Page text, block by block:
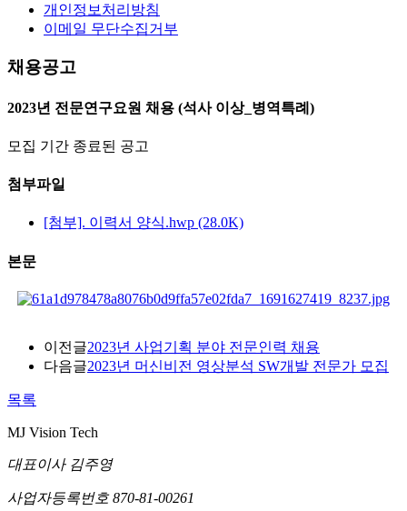
개인정보처리방침
이메일 무단수집거부
채용공고
2023년 전문연구요원 채용 (석사 이상_병역특례)
모집 기간 종료된 공고
첨부파일
[첨부]. 이력서 양식.hwp (28.0K)
본문
이전글2023년 사업기획 분야 전문인력 채용
다음글2023년 머신비전 영상분석 SW개발 전문가 모집
목록
MJ Vision Tech
대표이사김주영
사업자등록번호870-81-00261